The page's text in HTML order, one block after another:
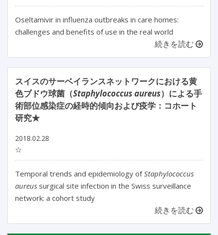
Oseltamivir in influenza outbreaks in care homes:
challenges and benefits of use in the real world
続きを読む
スイスのサーベイランスネットワークにおける黄
色ブドウ球菌（Staphylococcus aureus）による手
術部位感染症の経時的傾向および疫学：コホート
研究★
2018.02.28
☆
Temporal trends and epidemiology ofStaphylococcus
aureus surgical site infection in the Swiss surveillance
network: a cohort study
続きを読む